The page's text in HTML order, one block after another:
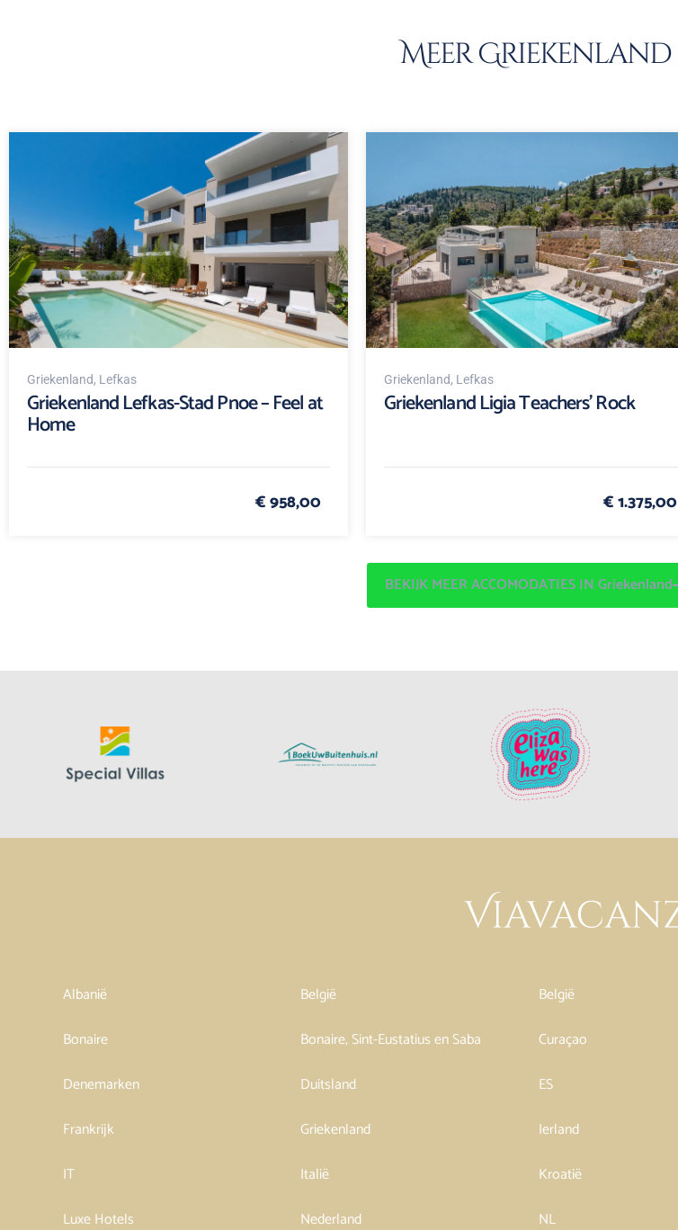
Meer Griekenland
Griekenland, Lefkas
Griekenland Lefkas-Stad Pnoe – Feel at
Home
€ 958,00
Griekenland, Lefkas
Griekenland Ligia Teachers' Rock
€ 1.375,00
BEKIJK MEER ACCOMODATIES IN Griekenland
Albanië België
België
Bonaire
Bonaire, Sint-Eustatius en Saba
Curaçao
Denemarken
Duitsland
ES
Frankrijk
Griekenland
Ierland
IT
Italië
Kroatië
Luxe Hotels
Nederland NL